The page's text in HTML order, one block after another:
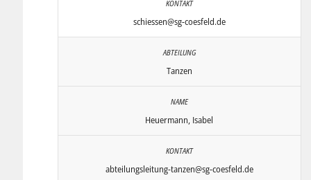
schiessen@sg-coesfeld.de
Tanzen
Heuermann, Isabel
abteilungsleitung-tanzen@sg-coesfeld.de